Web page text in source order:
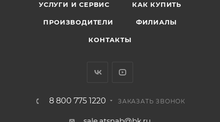
УСЛУГИ И СЕРВИС КАК КУПИТЬ
ПРОИЗВОДИТЕЛИ ФИЛИАЛЫ
КОНТАКТЫ
8 800 775 1220 ЗАКАЗАТЬ ЗВОНОК